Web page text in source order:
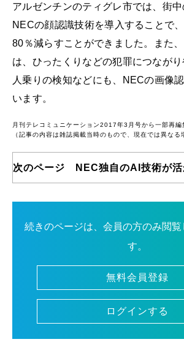
アルゼンチンのティグレ市では、街
NECの顔認識技術を導入することで
80％減らすことができました。また
は、ひったくりなどの犯罪につなが
人乗りの検知などにも、NECの画像
います。
月刊テレコミュニケーション2017年3月号から一部再編
（記事の内容は雑誌掲載当時のもので、現在では異なる
次のページ NEC独自のAI技術が活
続きのページは、会員の方のみ閲覧
す。
無料会員登録
ログインする